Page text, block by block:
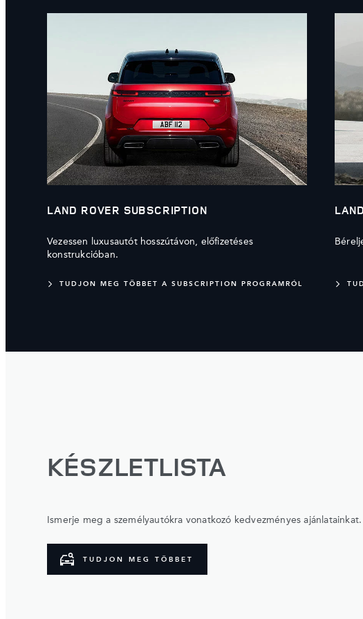
LAND ROVER SUBSCRIPTION
Vezessen luxusautót hosszútávon, előfizetéses
konstrukcióban.
TUDJON MEG TÖBBET A SUBSCRIPTION PROGRAMRÓL
KÉSZLETLISTA
Ismerje meg a személyautókra vonatkozó kedvezményes ajánlatainkat.
TUDJON MEG TÖBBET